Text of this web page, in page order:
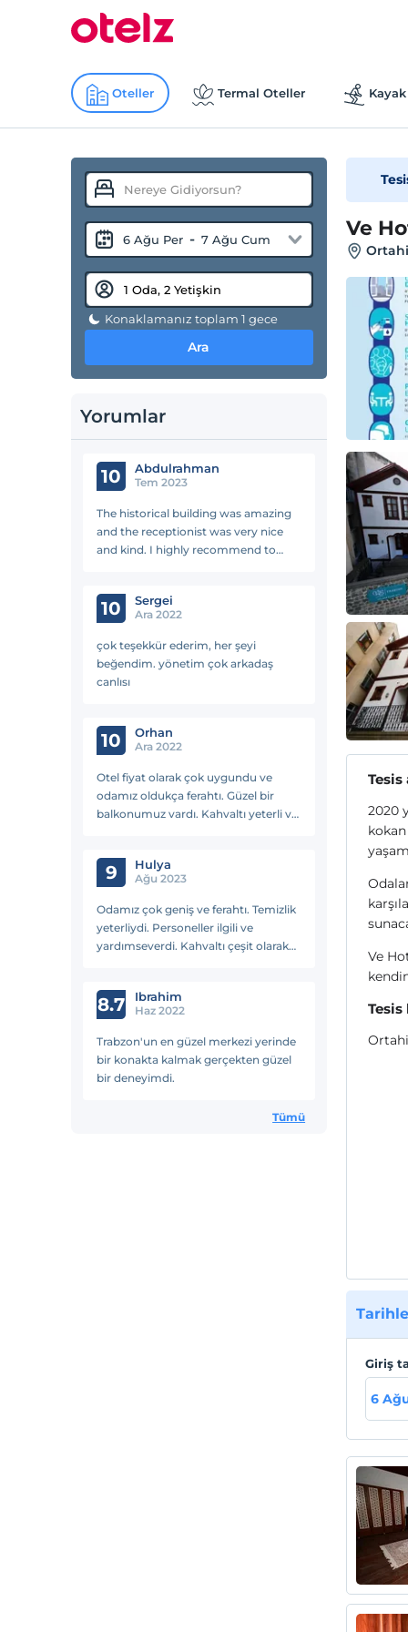
Oteller Termal Oteller
6 Ağu Per - 7 Ağu Cum
Konaklamanız toplam 1 gece
Ara
Yorumlar
10 Abdulrahman
Tem 2023
The historical building was amazing
and the receptionist was very nice
and kind. I highly recommend to
10 Sergei
Ara 2022
çok teşekkür ederim, her şeyi
beğendim. yönetim çok arkadaş
canlısı
10 Orhan
Ara 2022
Otel fiyat olarak çok uygundu ve
odamız oldukça ferahtı. Güzel bir
balkonumuz vardı. Kahvaltı yeterli ve
9 Hulya
Ağu 2023
Odamız çok geniş ve ferahtı. Temizlik
yeterliydi. Personeller ilgili ve
yardımseverdi. Kahvaltı çeşit olarak
8.7 Ibrahim
Haz 2022
Trabzon'un en güzel merkezi yerinde
bir konakta kalmak gerçekten güzel
bir deneyimdi.
Tümü
Ve
Tesis
2020
Ve
Giriş
6